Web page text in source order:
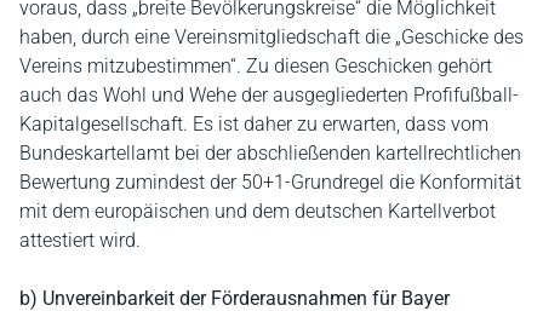
voraus, dass „breite Bevölkerungskreise“ die Möglichkeit
haben, durch eine Vereinsmitgliedschaft die „Geschicke des
Vereins mitzubestimmen“. Zu diesen Geschicken gehört
auch das Wohl und Wehe der ausgegliederten Profifußball-
Kapitalgesellschaft. Es ist daher zu erwarten, dass vom
Bundeskartellamt bei der abschließenden kartellrechtlichen
Bewertung zumindest der 50+1-Grundregel die Konformität
mit dem europäischen und dem deutschen Kartellverbot
attestiert wird.
b) Unvereinbarkeit der Förderausnahmen für Bayer